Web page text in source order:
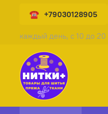
каждый день, с 10 до 20
+79030128905